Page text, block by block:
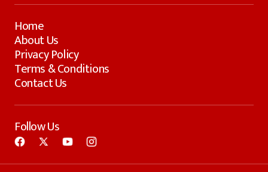
Home
About Us
Privacy Policy
Terms & Conditions
Contact Us
Follow Us